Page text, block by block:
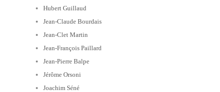
Hubert Guillaud
Jean-Claude Bourdais
Jean-Clet Martin
Jean-François Paillard
Jean-Pierre Balpe
Jérôme Orsoni
Joachim Séné